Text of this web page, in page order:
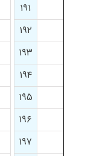
۱۹۱
۱۹۲
۱۹۳
۱۹۴
۱۹۵
۱۹۶
۱۹۷